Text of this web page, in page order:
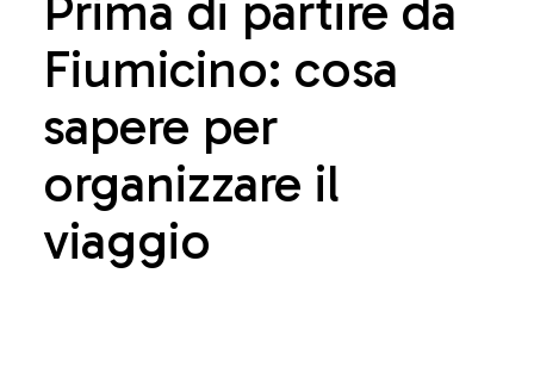
Fiumicino: cosa
sapere per
organizzare il
viaggio